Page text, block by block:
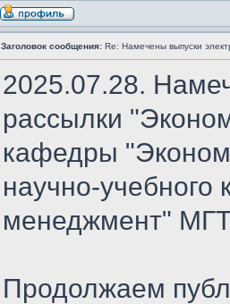
Заголовок сообщения: Re: Намечены выпуски
2025.07.28.
рассылки
кафедры
научно-
менеджмент"
Продолжаем